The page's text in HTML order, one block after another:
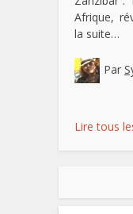
Afrique,
la suite…
Par
Lire tous